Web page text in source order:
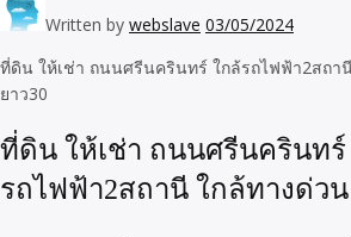
Written by webslave 03/05/2024
ที่ดิน ให้เช่า ถนนศรีนครินทร์ ใกล้รถไฟฟ้า2สถา
ยาว30
ที่ดิน ให้เช่า ถนนศรีนครินทร์
รถไฟฟ้า2สถานี ใกล้ทางด่วน